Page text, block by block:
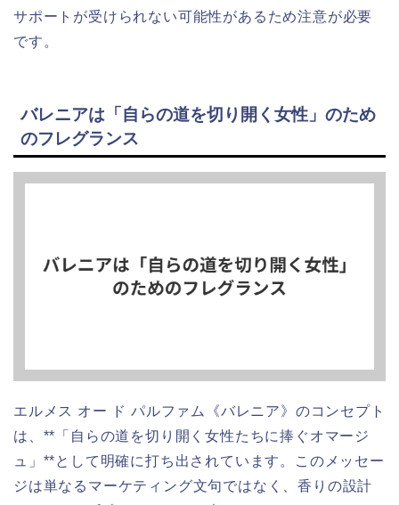
サポートが受けられない可能性があるため注意が必要
です。
バレニアは「自らの道を切り開く女性」のため
のフレグランス
エルメス オー ド パルファム《バレニア》のコンセプト
は、**「自らの道を切り開く女性たちに捧ぐオマージ
ュ」**として明確に打ち出されています。このメッセー
ジは単なるマーケティング文句ではなく、香りの設計